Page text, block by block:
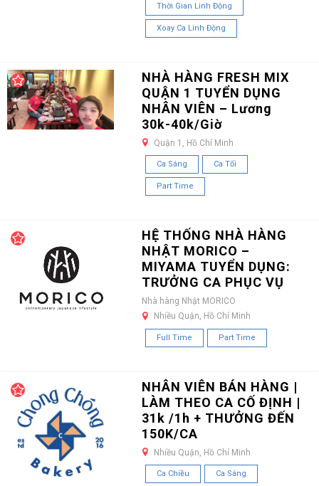
Thời Gian Linh Động
Xoay Ca Linh Động
NHÀ HÀNG FRESH MIX
QUẬN 1 TUYỂN DỤNG
NHÂN VIÊN – Lương
30k-40k/Giờ
Quận 1, Hồ Chí Minh
Ca Sáng Ca Tối
Part Time
HỆ THỐNG NHÀ HÀNG
NHẬT MORICO –
MIYAMA TUYỂN DỤNG:
TRƯỞNG CA PHỤC VỤ
Nhà hàng Nhật MORICO
Nhiều Quận, Hồ Chí Minh
Full Time Part Time
NHÂN VIÊN BÁN HÀNG |
LÀM THEO CA CỐ ĐỊNH |
31k /1h + THƯỞNG ĐẾN
150K/CA
Nhiều Quận, Hồ Chí Minh
Ca Chiều Ca Sáng